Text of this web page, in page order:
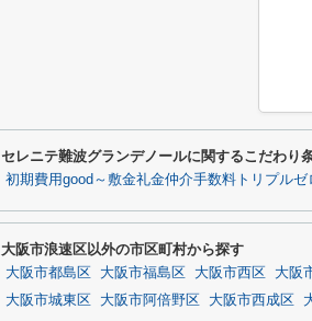
セレニテ難波グランデノールに関するこだわり
初期費用good～敷金礼金仲介手数料トリプルゼ
大阪市浪速区以外の市区町村から探す
大阪市都島区 大阪市福島区 大阪市西区 大阪
大阪市城東区
大阪市阿倍野区 大阪市西成区